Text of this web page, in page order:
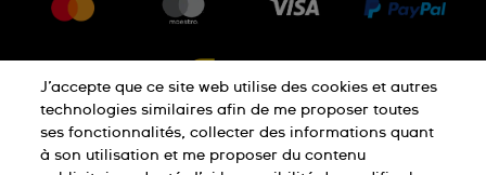
Retour
Conditions De Vente
Droit de rétractation
Jobs
Déclaration De Confidentialité
J’accepte que ce site web utilise des cookies et autres
technologies similaires afin de me proposer toutes
ses fonctionnalités, collecter des informations quant
à son utilisation et me proposer du contenu